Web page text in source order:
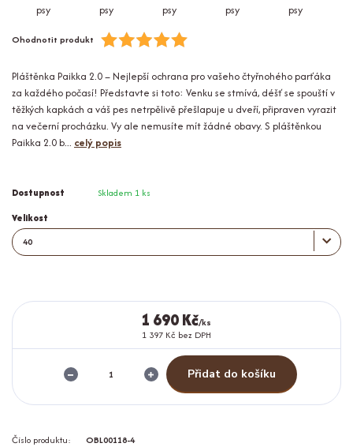
Ohodnotit produkt
Pláštěnka Paikka 2.0 – Nejlepší ochrana pro vašeho čtyřnohého parťáka
za každého počasí! Představte si toto: Venku se stmívá, déšť se spouští v
těžkých kapkách a váš pes netrpělivě přešlapuje u dveří, připraven vyrazit
na večerní procházku. Vy ale nemusíte mít žádné obavy. S pláštěnkou
Paikka 2.0 b... celý popis
Dostupnost Skladem 1 ks
Velikost
1 690 Kč/ks
1 397 Kč bez DPH
Přidat do košíku
Číslo produktu:
OBL00118-4